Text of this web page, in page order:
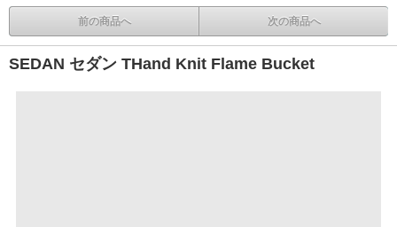
前の商品へ 次の商品へ
SEDAN セダン THand Knit Flame Bucket